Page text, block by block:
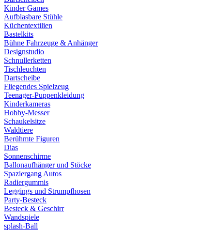
Kinder Games
Aufblasbare Stühle
Küchentextilien
Bastelkits
Bühne Fahrzeuge & Anhänger
Designstudio
Schnullerketten
Tischleuchten
Dartscheibe
Fliegendes Spielzeug
Teenager-Puppenkleidung
Kinderkameras
Hobby-Messer
Schaukelsitze
Waldtiere
Berühmte Figuren
Dias
Sonnenschirme
Ballonaufhänger und Stöcke
Spaziergang Autos
Radiergummis
Leggings und Strumpfhosen
Party-Besteck
Besteck & Geschirr
Wandspiele
splash-Ball